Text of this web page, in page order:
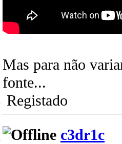
Mas para não
fonte...
Registado
c3dr1c